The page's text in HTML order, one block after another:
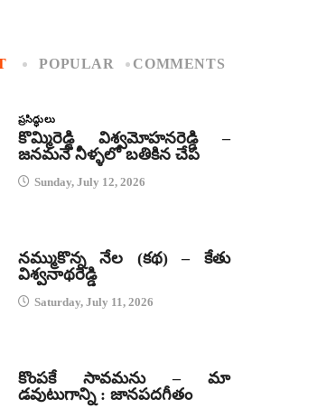
POPULAR COMMENTS
ప్రసిద్ధులు
కొమ్మిరెడ్డి విశ్వమోహనరెడ్డి –
జనమనే నీళ్ళలో బతికిన చేప
Sunday, July 12, 2026
నమ్ముకొన్న నేల (కథ) – కేతు
విశ్వనాథరెడ్డి
Saturday, July 11, 2026
కొంపకే సావమను – మా
డవుటుగాన్ని : జానపదగీతం